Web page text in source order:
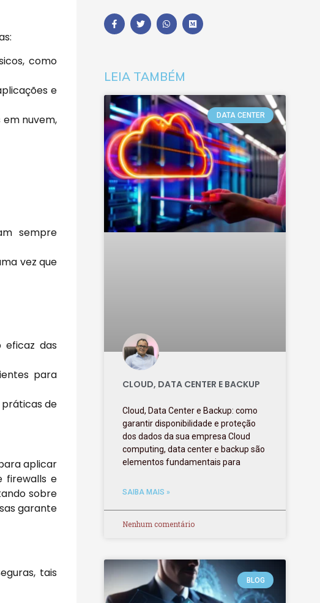
como
e
nuvem,
sempre
vez que
eficaz das
para
de
aplicar
firewalls e
sobre
garante
tais
LEIA TAMBÉM
DATA CENTER
CLOUD, DATA CENTER E BACKUP
Cloud, Data Center e Backup: como
garantir disponibilidade e proteção
dos dados da sua empresa Cloud
computing, data center e backup são
elementos fundamentais para
SAIBA MAIS »
Nenhum comentário
BLOG